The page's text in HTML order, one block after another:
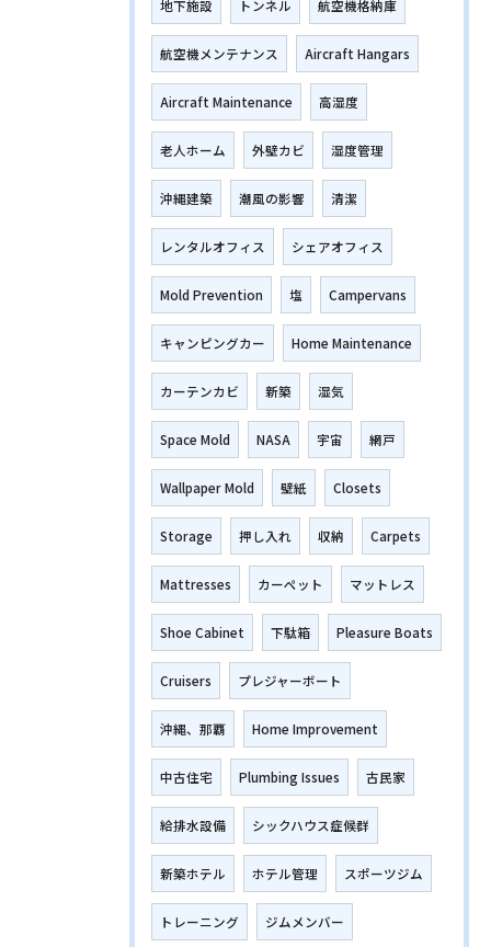
地下施設 トンネル 航空機格納庫
航空機メンテナンス Aircraft Hangars
Aircraft Maintenance 高湿度
老人ホーム 外壁カビ 湿度管理
沖縄建築 潮風の影響 清潔
レンタルオフィス シェアオフィス
Mold Prevention 塩 Campervans
キャンピングカー Home Maintenance
カーテンカビ 新築 湿気
Space Mold NASA 宇宙 網戸
Wallpaper Mold 壁紙 Closets
Storage 押し入れ 収納 Carpets
Mattresses カーペット マットレス
Shoe Cabinet 下駄箱 Pleasure Boats
Cruisers プレジャーボート
沖縄、那覇 Home Improvement
中古住宅 Plumbing Issues 古民家
給排水設備 シックハウス症候群
新築ホテル ホテル管理 スポーツジム
トレーニング ジムメンバー